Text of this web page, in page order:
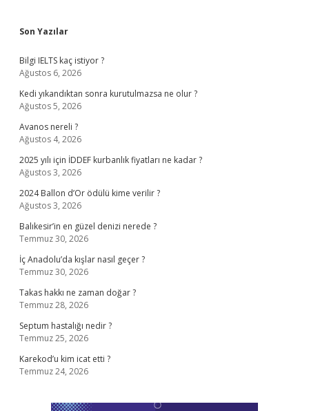
Sidebar
Son Yazılar
Bilgi IELTS kaç istiyor ?
Ağustos 6, 2026
Kedi yıkandıktan sonra kurutulmazsa ne olur ?
Ağustos 5, 2026
Avanos nereli ?
Ağustos 4, 2026
2025 yılı için İDDEF kurbanlık fiyatları ne kadar ?
Ağustos 3, 2026
2024 Ballon d’Or ödülü kime verilir ?
Ağustos 3, 2026
Balıkesir’in en güzel denizi nerede ?
Temmuz 30, 2026
İç Anadolu’da kışlar nasıl geçer ?
Temmuz 30, 2026
Takas hakkı ne zaman doğar ?
Temmuz 28, 2026
Septum hastalığı nedir ?
Temmuz 25, 2026
Karekod’u kim icat etti ?
Temmuz 24, 2026